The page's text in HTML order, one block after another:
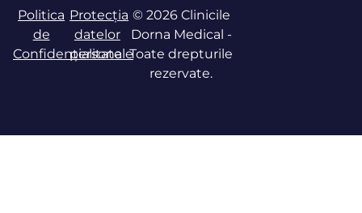
Politica
de
Confidențialitate
Protecția
datelor
personale
© 2026 Clinicile
Dorna Medical -
Toate drepturile
rezervate.